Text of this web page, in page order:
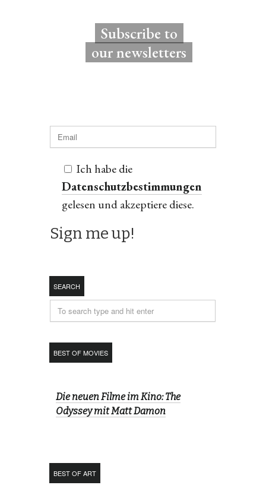
Subscribe to
our newsletters
Ich habe die
Datenschutzbestimmungen
gelesen und akzeptiere diese.
SEARCH
BEST OF MOVIES
Die neuen Filme im Kino: The
Odyssey mit Matt Damon
BEST OF ART